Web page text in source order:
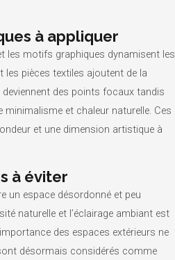
à appliquer
les motifs graphiques dynamisent les
les pièces textiles ajoutent de la
des points focaux tandis
minimalisme et chaleur naturelle. Ces
et une dimension artistique à
à éviter
un espace désordonné et peu
naturelle et l’éclairage ambiant est
des espaces extérieurs ne
désormais considérés comme